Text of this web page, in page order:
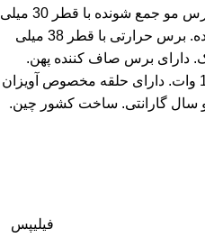
داشتن موهایی صاف و درخشان. برس مو جمع شونده با قطر 30 میلی
متر، برای تبدیل برس به حالت دهنده. برس حرارتی با قطر 38 میلی
دارای برس صاف کننده پهن.
دارای سری حجم دهنده. توان 1000 وات. دارای حلقه مخصوص آویزان
فیلیپس